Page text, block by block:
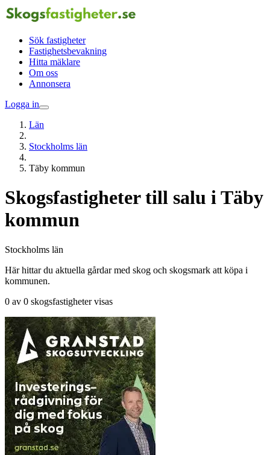
Sök fastigheter
Fastighetsbevakning
Hitta mäklare
Om oss
Annonsera
Logga in
Län
Stockholms län
Täby kommun
Skogsfastigheter till salu i Täby
kommun
Stockholms län
Här hittar du aktuella gårdar med skog och skogsmark att köpa i
kommunen.
0 av 0 skogsfastigheter visas